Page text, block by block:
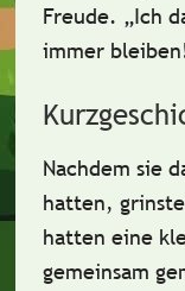
Freude. „Ich
immer
Nachdem sie
hatten,
hatten eine
gemeinsam